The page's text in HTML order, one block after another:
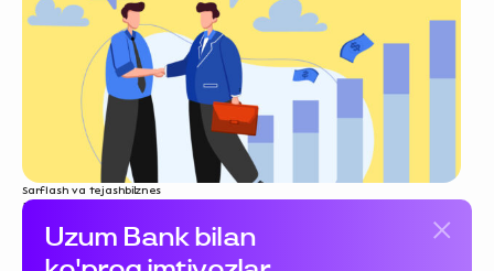
Sarflash va tejashbiznes
Kontragent kim: sodda tilda
tushuntiramiz
20.11.2024
Uzum Bank bilan